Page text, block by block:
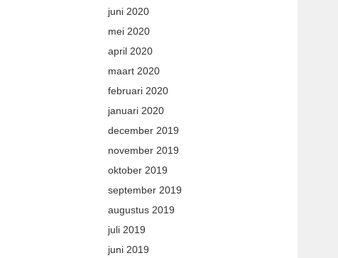
juni 2020
mei 2020
april 2020
maart 2020
februari 2020
januari 2020
december 2019
november 2019
oktober 2019
september 2019
augustus 2019
juli 2019
juni 2019